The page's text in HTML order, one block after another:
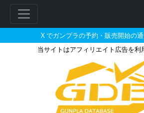
X でガンプラの予約・販売開始の
当サイトはアフィリエイト広告を利
RG 1/144 ユニコー